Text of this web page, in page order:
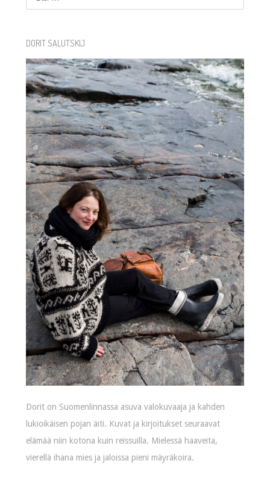
DORIT SALUTSKIJ
Dorit on Suomenlinnassa asuva valokuvaaja ja kahden
lukioikäisen pojan äiti. Kuvat ja kirjoitukset seuraavat
elämää niin kotona kuin reissuilla. Mielessä haaveita,
vierellä ihana mies ja jaloissa pieni mäyräkoira.